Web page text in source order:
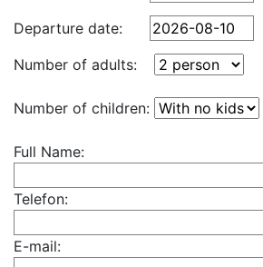
Departure date:
Number of adults:
Number of children:
Full Name:
Telefon:
E-mail: